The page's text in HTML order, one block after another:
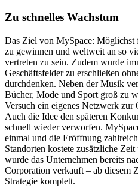
Zu schnelles Wachstum
Das Ziel von MySpace:
zu gewinnen und weltweit an so
vertreten zu sein. Zudem wurde
Geschäftsfelder zu erschließen
durchdenken. Neben der Musik
Bücher, Mode und Sport groß zu
Versuch ein eigenes Netzwerk
Auch die Idee den späteren
schnell wieder verworfen.
einmal und die Eröffnung
Standorten kostete zusätzliche
wurde das Unternehmen bereits
Corporation verkauft – ab diesem
Strategie komplett.